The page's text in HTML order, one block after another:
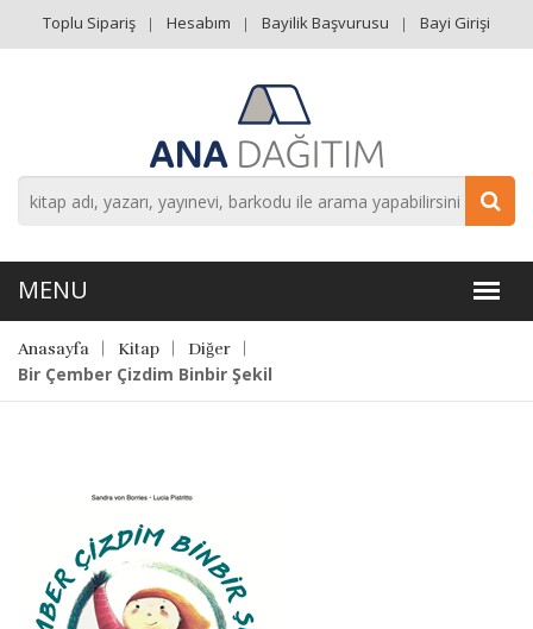
Toplu Sipariş Hesabım Bayilik Başvurusu Bayi Girişi
Anasayfa Kitap Diğer
Bir Çember Çizdim Binbir Şekil